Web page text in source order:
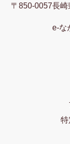
〒850-0057長
e-な
特